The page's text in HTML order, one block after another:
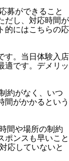
募ができること
だし、対応時間が
的にはこちらの応
す。当日体験入店
適です。デメリッ
約がなく、いつ
間がかかるという
間や場所の制約
ポンスも早いこと
応していないと